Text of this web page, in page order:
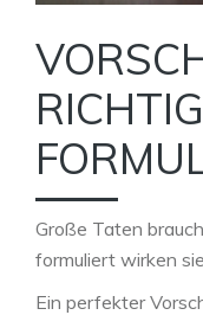
RICHTIG
Große Taten
formuliert wirken
Ein perfekter